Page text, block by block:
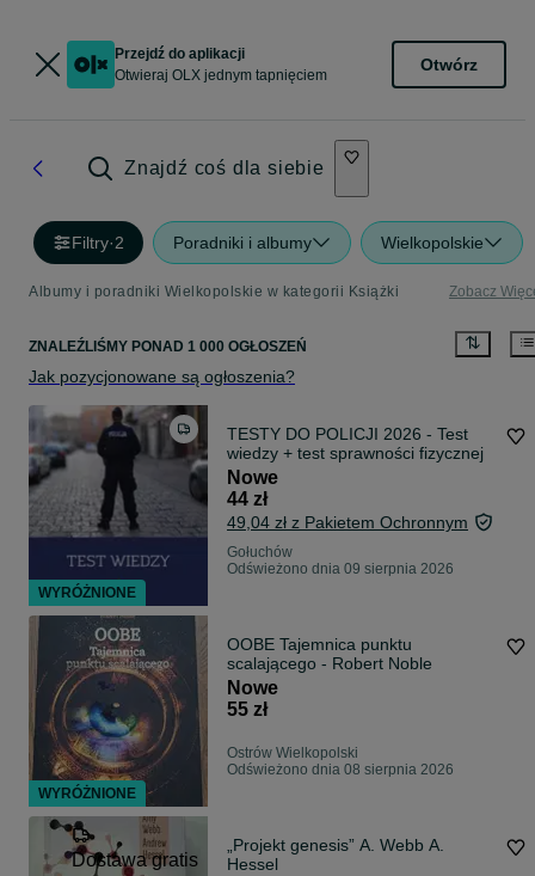
Przejdź do aplikacji
Otwieraj OLX jednym tapnięciem
Otwórz
Znajdź coś dla siebie
Filtry·2 Poradniki i albumy Wielkopolskie
Albumy i poradniki Wielkopolskie w kategorii Książki Zobacz
ZNALEŹLIŚMY PONAD 1 000 OGŁOSZEŃ
Jak pozycjonowane są ogłoszenia?
TESTY DO POLICJI 2026 - Test
wiedzy + test sprawności fizycznej
Nowe
44 zł
49,04 zł z Pakietem Ochronnym
Gołuchów
Odświeżono dnia 09 sierpnia 2026
OOBE Tajemnica punktu
scalającego - Robert Noble
Nowe
55 zł
Ostrów Wielkopolski
Odświeżono dnia 08 sierpnia 2026
Dostawa gratis
„Projekt genesis” A. Webb A.
Hessel
WYRÓŻNIONE
WYRÓŻNIONE